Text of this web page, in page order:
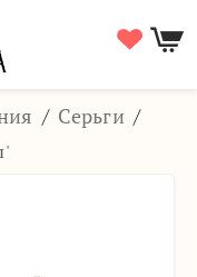
/ Серьги /